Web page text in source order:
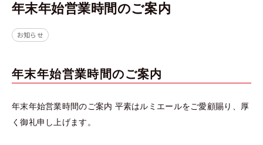
年末年始営業時間のご案内
お知らせ
年末年始営業時間のご案内
年末年始営業時間のご案内 平素はルミエールをご愛顧賜り、厚
く御礼申し上げます。